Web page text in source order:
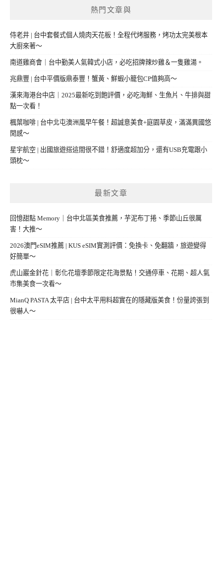
熱門文章與
侍老井 | 台中套餐式個人燒肉天花板！全程代烤服務，烤功太完美根本
大廚來著～
南道雞商會｜台中勤美人氣韓式小店，必吃招牌辣炒雞＆一隻雞湯。
兆鼎豐 | 台中平價版鼎泰豐！蟹黃、鮮蝦小籠包CP值夠高～
漢來海港台中店｜2025最新吃到飽評價，必吃海鮮、生魚片、牛排與甜
點一次看！
楓葉咖啡 | 台中北屯澳洲風早午餐！超誠意美食+庭園草皮，滿滿異國悠
閒感～
星宇航空 | 出國旅遊搭這間很不錯！舒適度超加分，還有USB充電跟小
頭枕～
最新文章
回憶甜點 Memory｜台中北區美食推薦，芋泥布丁捲、季節山丘很厲
害！大推～
2026澳門eSIM推薦 | KUS eSIM實測評價：免換卡、免翻牆，旅遊變得
好簡單～
虎山巖金針花｜彰化花壇季節限定花海景點！交通停車、花期、超人氣
市集美食一次看～
MianQ PASTA 太平店 | 台中太平用料超實在的隱藏版美食！份量誇張到
很嚇人～